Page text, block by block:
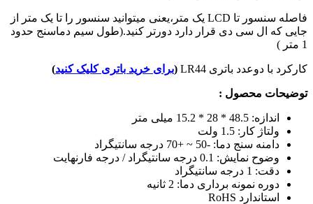
فاصله سنسور تا LCD یک متر،یعنی میتوانید سنسور را تا یک متر از
جایی که ال سی دی قرار دارد دورتر کنید.(طول سیم دماسنج حدود
1 متر )
کارکرد با دوعدد باتری LR44 (برای خرید باتری کلیک کنید)
توضیحات محصول :
اندازه: 48.5 * 28 * 15.2 میلی متر
ولتاژ کار: 1.5 ولت
دامنه سنج دما: -50 ~ +70 درجه سانتیگراد
وضوح نمایش: 0.1 درجه سانتیگراد / درجه فارنهایت
دقت: 1 درجه سانتیگراد
دوره نمونه برداری دما: 2 ثانیه
استاندارد RoHS